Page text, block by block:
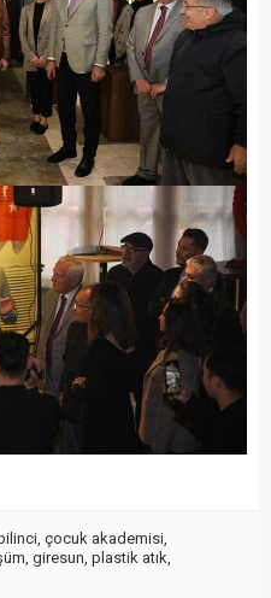
çocuk akademisi
giresun plastik atık